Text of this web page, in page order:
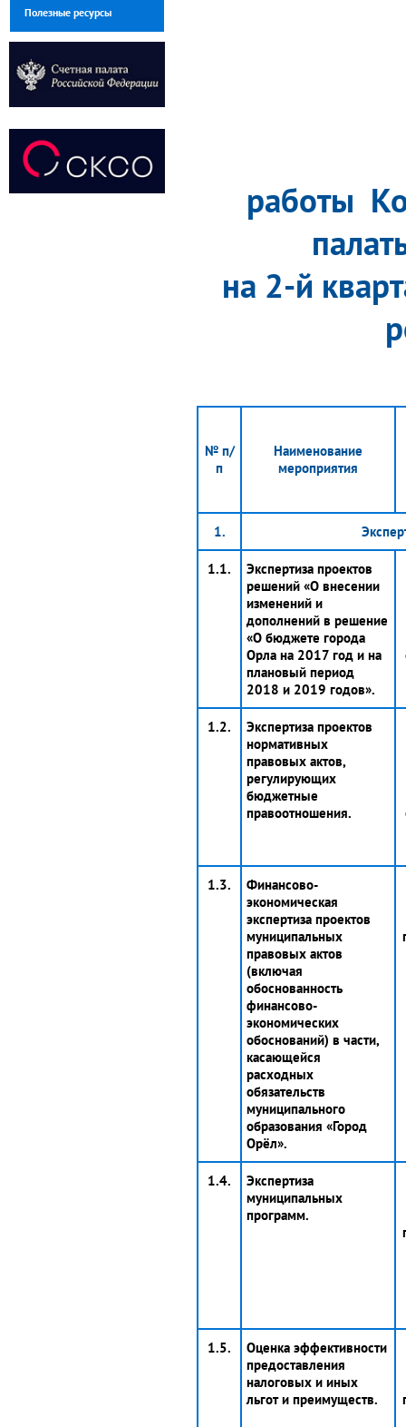
Полезные ресурсы
работы
на 2-й
№ п/
п
Наименование
мероприятия
1.
1.1.
Экспертиза проектов
решений «О внесении
изменений и
дополнений в решение
«О бюджете города
Орла на 2017 год и на
плановый период
2018 и 2019 годов».
1.2.
Экспертиза проектов
нормативных
правовых актов,
регулирующих
бюджетные
правоотношения.
1.3.
Финансово-
экономическая
экспертиза проектов
муниципальных
правовых актов
(включая
обоснованность
финансово-
экономических
обоснований) в части,
касающейся
расходных
обязательств
муниципального
образования «Город
Орёл».
1.4.
Экспертиза
муниципальных
программ.
1.5.
Оценка эффективности
предоставления
налоговых и иных
льгот и преимуществ.